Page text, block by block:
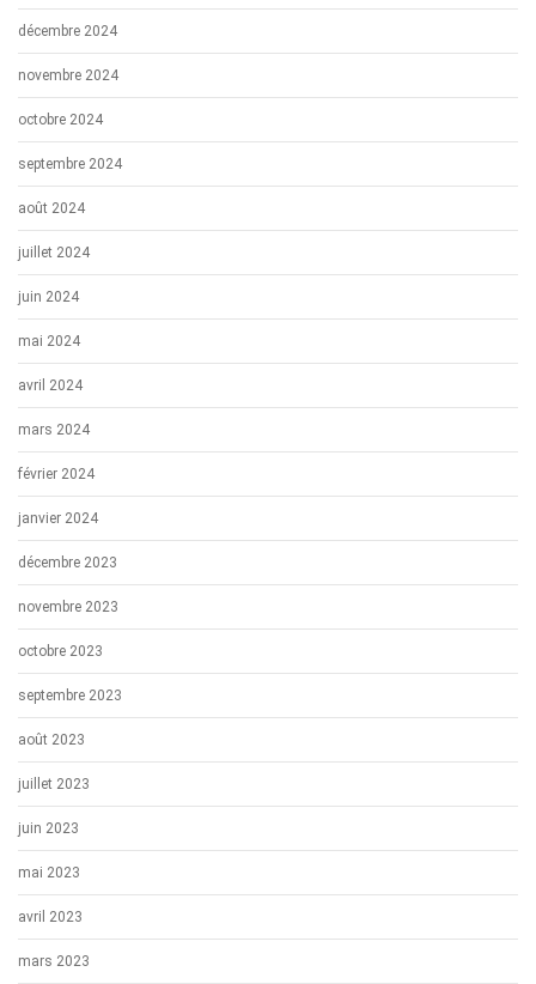
décembre 2024
novembre 2024
octobre 2024
septembre 2024
août 2024
juillet 2024
juin 2024
mai 2024
avril 2024
mars 2024
février 2024
janvier 2024
décembre 2023
novembre 2023
octobre 2023
septembre 2023
août 2023
juillet 2023
juin 2023
mai 2023
avril 2023
mars 2023